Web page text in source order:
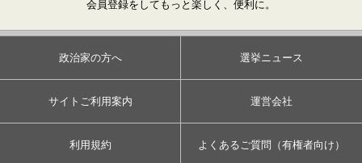
会員登録をしてもっと楽しく、便利に。
政治家の方へ 選挙ニュース
サイトご利用案内 運営会社
利用規約 よくあるご質問（有権者向け）